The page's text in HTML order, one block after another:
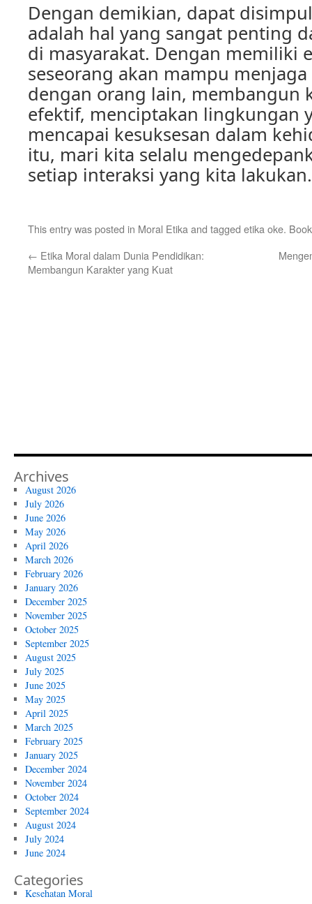
Dengan demikian, dapat
adalah hal yang sangat penting
di masyarakat. Dengan memiliki
seseorang akan mampu
dengan orang lain, membangun
efektif, menciptakan lingkungan
mencapai kesuksesan dalam
itu, mari kita selalu
setiap interaksi yang kita
This entry was posted in Moral Etika and tagged etika oke.
← Etika Moral dalam Dunia Pendidikan:
Membangun Karakter yang Kuat
Archives
August 2026
July 2026
June 2026
May 2026
April 2026
March 2026
February 2026
January 2026
December 2025
November 2025
October 2025
September 2025
August 2025
July 2025
June 2025
May 2025
April 2025
March 2025
February 2025
January 2025
December 2024
November 2024
October 2024
September 2024
August 2024
July 2024
June 2024
Categories
Kesehatan Moral